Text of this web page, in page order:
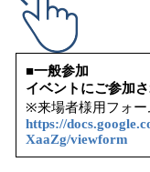
■一般参加
イベントにご参加
※来場者様用フォー
https://
XaaZg/viewform